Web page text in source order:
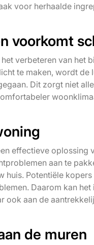
voor herhaalde
voorkomt
verbeteren van het
te maken, wordt de
Dit zorgt niet
effectieve
aan te
huis. Potentiële
Daarom kan het
ook aan de
de muren